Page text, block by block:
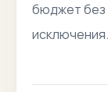
бюджет без
исключения.